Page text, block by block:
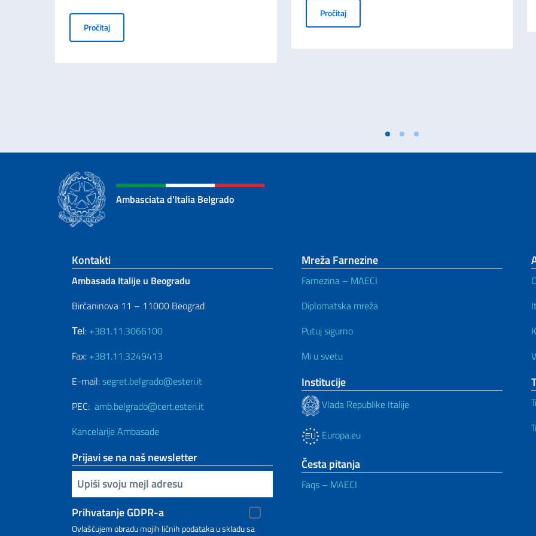
PročitajINOVACIONI FORUM ITALIJA – SRBIJA: ČETVRTI SEGMENT FESTIVALA ITALIJANSKE KREATIVNOSTI 2026
PročitajAMBASADOR ITALIJE U SRBIJI, LUKA GORI,
Ambasciata d'Italia Belgrado
Footer section
Kontakti
Ambasada Italije u Beogradu
Birčaninova 11 – 11000 Beograd
Теl: +381.11.3066100
Fax: +381.11.3249413
E-mail:segret.belgrado@esteri.it
PEC: amb.belgrado@cert.esteri.it
Kancelarije Ambasade
Prijavi se na naš newsletter
Upiši vaš imejl
Prihvatanje GDPR-a
Ovlašćujem obradu mojih ličnih podataka u skladu sa
Mreža Farnezine
Farnezina – MAECI
Diplomatska mreža
Putuj sigurno
Mi u svetu
Institucije
Vlada Republike Italije
Europa.eu
Česta pitanja
Faqs – MAECI